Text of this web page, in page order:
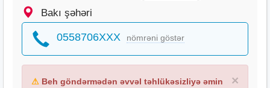
QİYMƏTİ SONDUR ENDİRİM YOXDUR SON QİYMƏTİ
QOYULUBBakı şəhəri
0558706XXX nömrəni göstər
×
⚠ Beh göndərmədən əvvəl təhlükəsizliyə əmin